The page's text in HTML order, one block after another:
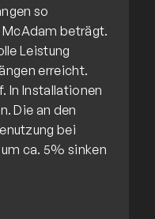
so
McAdam beträgt.
Leistung
erreicht.
In Installationen
Die an den
bei
ca. 5% sinken